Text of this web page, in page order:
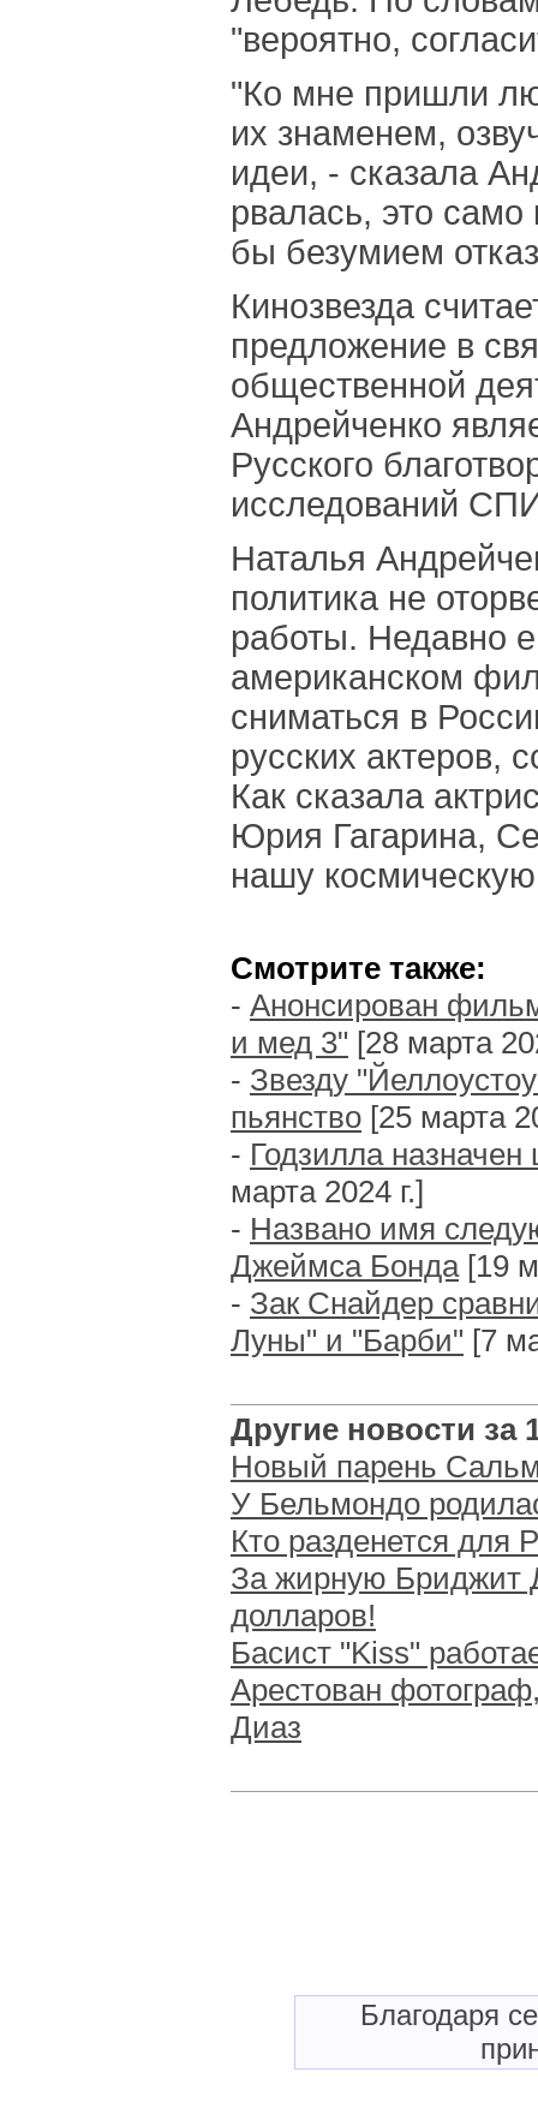
"вероятно,
"Ко мне пришли
их знаменем,
идеи, - сказала
рвалась, это
бы безумием
Кинозвезда
предложение в
общественной
Андрейченко
Русского
исследований
Наталья
политика не
работы. Недавно
американском
сниматься в
русских актеров,
Как сказала
Юрия Гагарина,
нашу космическую
Смотрите также:
- Анонсирован
и мед 3" [28 марта
- Звезду
пьянство [25 марта
- Годзилла
марта 2024 г.]
- Названо имя
Джеймса Бонда[19
- Зак Снайдер
Луны" и "Барби" [7
Другие новости за
Новый парень
У Бельмондо
Кто разденется для
За жирную Бриджит
долларов!
Басист "Kiss"
Арестован
Диаз
Благодаря